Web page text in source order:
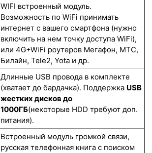
WIFI встроенный модуль.
Возможность по WiFi принимать
интернет с вашего смартфона (нужно
включить на нем точку доступа WiFi),
или 4G+WiFi роутеров Мегафон, МТС,
Билайн, Tele2, Yota и др.
Длинные USB провода в комплекте
(хватает до бардачка). Поддержка USB
жестких дисков до
1000ГБ(некоторые HDD требуют доп.
питания).
Встроенный модуль громкой связи,
русская телефонная книга с поиском